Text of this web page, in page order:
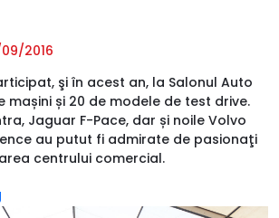
2016
şi în acest an, la Salonul Auto
mașini și 20 de modele de test drive.
Jaguar F-Pace, dar și noile Volvo
au putut fi admirate de pasionaţi
centrului comercial.